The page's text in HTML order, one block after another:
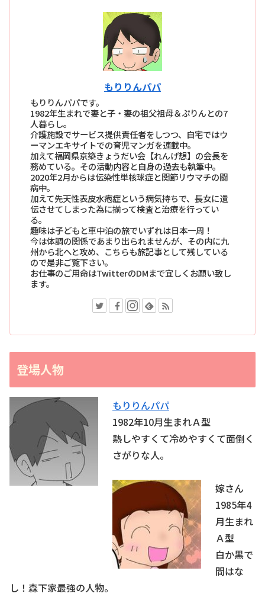
もりりんパパ
もりりんパパです。
1982年生まれで妻と子・妻の祖父祖母＆ぷりんとの7
人暮らし。
介護施設でサービス提供責任者をしつつ、自宅ではウ
ーマンエキサイトでの育児マンガを連載中。
加えて福岡県京築きょうだい会【れんげ想】の会長を
務めている。その活動内容と自身の過去も執筆中。
2020年2月からは伝染性単核球症と関節リウマチの闘
病中。
加えて先天性表皮水疱症という病気持ちで、長女に遺
伝させてしまった為に揃って検査と治療を行ってい
る。
趣味は子どもと車中泊の旅でいずれは日本一周！
今は体調の関係であまり出られませんが、その内に九
州から北へと攻め、こちらも旅記事として残している
ので是非ご覧下さい。
お仕事のご用命はTwitterのDMまで宜しくお願い致し
ます。
登場人物
もりりんパパ
1982年10月生まれＡ型
熱しやすくて冷めやすくて面倒く
さがりな人。
嫁さん
1985年4
月生まれ
Ａ型
白か黒で
間はな
し！森下家最強の人物。